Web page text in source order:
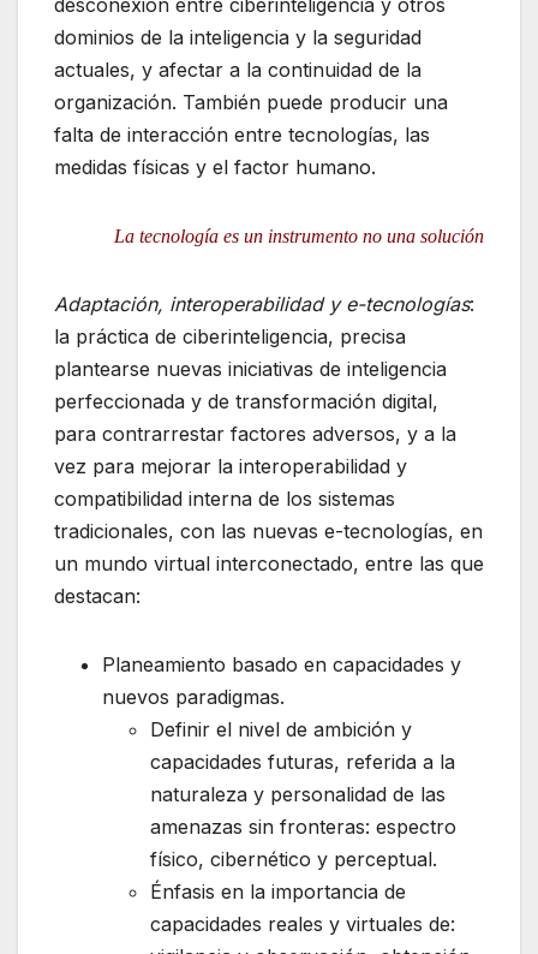
dominios de la inteligencia y la seguridad
actuales, y afectar a la continuidad de la
organización. También puede producir una
falta de interacción entre tecnologías, las
medidas físicas y el factor humano.
La tecnología es un instrumento no una solución
Adaptación, interoperabilidad y e-tecnologías:
la práctica de ciberinteligencia, precisa
plantearse nuevas iniciativas de inteligencia
perfeccionada y de transformación digital,
para contrarrestar factores adversos, y a la
vez para mejorar la interoperabilidad y
compatibilidad interna de los sistemas
tradicionales, con las nuevas e-tecnologías, en
un mundo virtual interconectado, entre las que
destacan:
Planeamiento basado en capacidades y
nuevos paradigmas.
Definir el nivel de ambición y
capacidades futuras, referida a la
naturaleza y personalidad de las
amenazas sin fronteras: espectro
físico, cibernético y perceptual.
Énfasis en la importancia de
capacidades reales y virtuales de: